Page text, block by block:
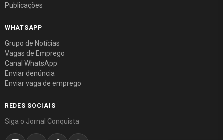
Publicações
WHATSAPP
Grupo de Notícias
Vagas de Emprego
Canal WhatsApp
Enviar denúncia
Enviar vaga de emprego
REDES SOCIAIS
Siga o Jornal Conquista